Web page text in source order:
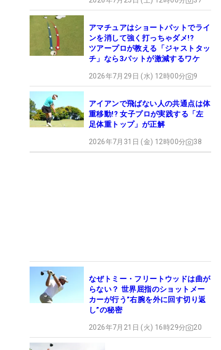
アマチュアはショートパットでライ
ンを消して強く打っちゃダメ!?
ツアープロが教える「ジャストタッ
チ」なら3パットが激減するワケ
2026年7月29日 (水) 12時00分 9
アイアンで飛ばない人の共通点は体
重移動!? 女子プロが実践する「左
足体重トップ」が正解
2026年7月31日 (金) 12時00分 38
なぜトミー・フリートウッドは曲が
らない？ 世界屈指のショットメー
カーが行う”右腕を外に回す切り返
し”の秘密
2026年7月21日 (火) 16時29分 20